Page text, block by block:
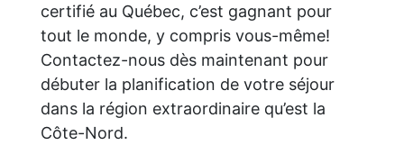
certifié au Québec, c’est gagnant pour
tout le monde, y compris vous-même!
Contactez-nous dès maintenant pour
débuter la planification de votre séjour
dans la région extraordinaire qu’est la
Côte-Nord.